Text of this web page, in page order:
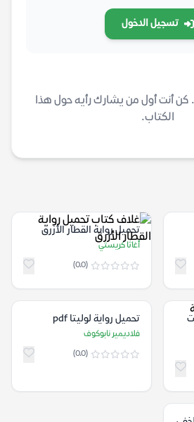
تسجيل الدخول
كن أنت أول من يشارك رأيه حول هذا
الكتاب.
تحميل رواية القطار الأزرق
أغاثا كريستي
(0.0)
تحميل رواية لوليتا pdf
فلاديمير نابوكوف
(0.0)